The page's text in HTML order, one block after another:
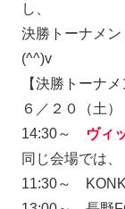
し、
決勝トーナメン
(^^)v
【決勝トーナメ
６／２０（土
14:30～
ヴィ
同じ会場では、
11:30～